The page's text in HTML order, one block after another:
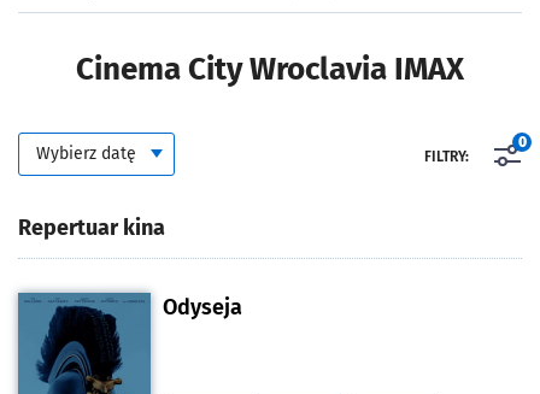
Cinema City Wroclavia IMAX
Kalendarium Kiedy
Wybierz datę FILTRY:
0
Repertuar kina
Odyseja